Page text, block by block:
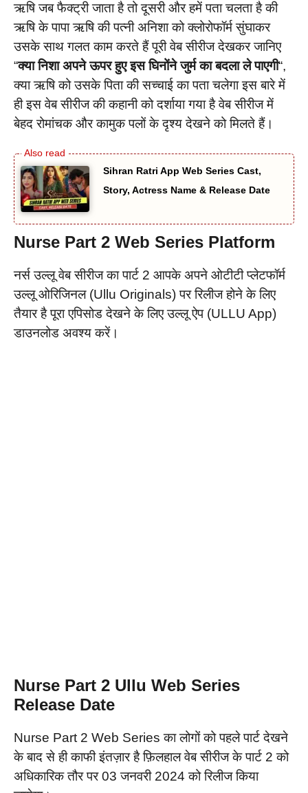
ऋषि जब फैक्ट्री जाता है तो दूसरी और हमें पता चलता है की
ऋषि के पापा ऋषि की पत्नी अनिशा को क्लोरोफॉर्म सुंघाकर
उसके साथ गलत काम करते हैं पूरी वेब सीरीज देखकर जानिए
“क्या निशा अपने ऊपर हुए इस घिनोंने जुर्म का बदला ले पाएगी“,
क्या ऋषि को उसके पिता की सच्चाई का पता चलेगा इस बारे में
ही इस वेब सीरीज की कहानी को दर्शाया गया है वेब सीरीज में
बेहद रोमांचक और कामुक पलों के दृश्य देखने को मिलते हैं।
Sihran Ratri App Web Series Cast,
Story, Actress Name & Release Date
Nurse Part 2 Web Series Platform
नर्स उल्लू वेब सीरीज का पार्ट 2 आपके अपने ओटीटी प्लेटफॉर्म
उल्लू ओरिजिनल (Ullu Originals) पर रिलीज होने के लिए
तैयार है पूरा एपिसोड देखने के लिए उल्लू ऐप (ULLU App)
डाउनलोड अवश्य करें।
Nurse Part 2 Ullu Web Series
Release Date
Nurse Part 2 Web Series का लोगों को पहले पार्ट देखने
के बाद से ही काफी इंतज़ार है फ़िलहाल वेब सीरीज के पार्ट 2 को
अधिकारिक तौर पर 03 जनवरी 2024 को रिलीज किया